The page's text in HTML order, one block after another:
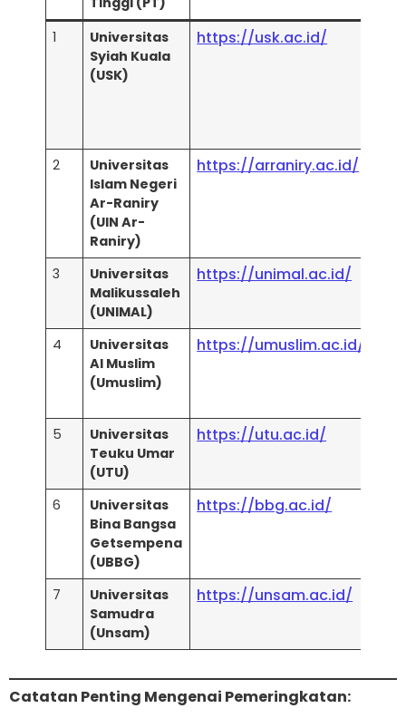
1
Universitas
Syiah Kuala
(USK)
https://usk.ac.id/
2
Universitas
Islam Negeri
Ar-Raniry
(UIN Ar-
Raniry)
https://arraniry.ac.id/
3
Universitas
Malikussaleh
(UNIMAL)
https://unimal.ac.id/
4
Universitas
Al Muslim
(Umuslim)
https://umuslim.ac.id/
5
Universitas
Teuku Umar
(UTU)
https://utu.ac.id/
6
Universitas
Bina Bangsa
Getsempena
(UBBG)
https://bbg.ac.id/
7
Universitas
Samudra
(Unsam)
https://unsam.ac.id/
Catatan Penting Mengenai Pemeringkatan: